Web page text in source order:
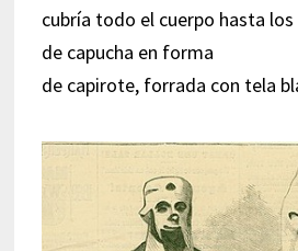
cubría todo el cuerpo hasta los
de capucha en forma
de capirote, forrada con tela